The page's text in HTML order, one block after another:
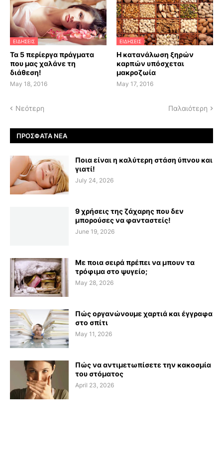
ΕΙΔΗΣΕΙΣ
Τα 5 περίεργα πράγματα
που μας χαλάνε τη
διάθεση!
May 18, 2016
ΕΙΔΗΣΕΙΣ
H κατανάλωση ξηρών
καρπών υπόσχεται
μακροζωία
May 17, 2016
Νεότερη Παλαιότερη
ΠΡΌΣΦΑΤΑ ΝΈΑ
Ποια είναι η καλύτερη στάση ύπνου και
γιατί!
July 24, 2026
9 χρήσεις της ζάχαρης που δεν
μπορούσες να φανταστείς!
June 19, 2026
Με ποια σειρά πρέπει να μπουν τα
τρόφιμα στο ψυγείο;
May 28, 2026
Πώς οργανώνουμε χαρτιά και έγγραφα
στο σπίτι
May 11, 2026
Πώς να αντιμετωπίσετε την κακοσμία
του στόματος
April 23, 2026